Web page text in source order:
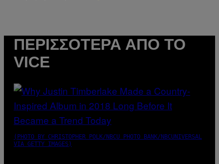
ΠΕΡΙΣΣΌΤΕΡΑ ΑΠΌ ΤΟ
VICE
(PHOTO BY CHRISTOPHER POLK/NBCU PHOTO BANK/NBCUNIVERSAL
VIA GETTY IMAGES)